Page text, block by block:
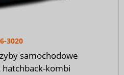
3020
samochodowe
hatchback-kombi